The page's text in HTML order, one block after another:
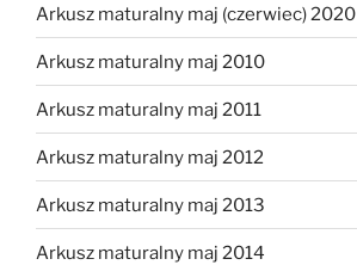
Arkusz maturalny maj (czerwiec) 2020
Arkusz maturalny maj 2010
Arkusz maturalny maj 2011
Arkusz maturalny maj 2012
Arkusz maturalny maj 2013
Arkusz maturalny maj 2014